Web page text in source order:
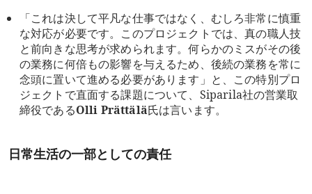
「これは決して平凡な仕事ではなく、むしろ非常に慎重
な対応が必要です。このプロジェクトでは、真の職人技
と前向きな思考が求められます。何らかのミスがその後
の業務に何倍もの影響を与えるため、後続の業務を常に
念頭に置いて進める必要があります」と、この特別プロ
ジェクトで直面する課題について、Siparila社の営業取
締役であるOlli Prättälä氏は言います。
日常生活の一部としての責任